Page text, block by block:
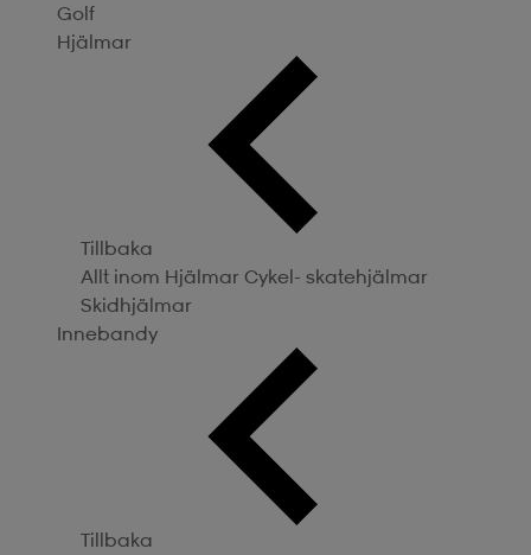
Golf
Hjälmar
Tillbaka
Allt inom Hjälmar Cykel- skatehjälmar
Skidhjälmar
Innebandy
Tillbaka